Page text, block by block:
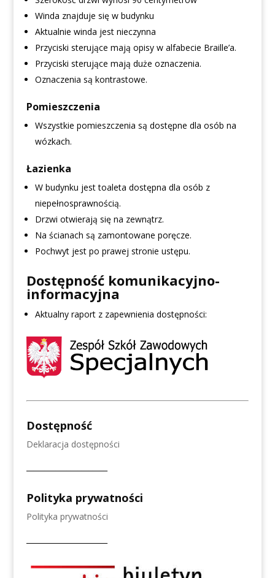
Winda znajduje się w budynku
Aktualnie winda jest nieczynna
Przyciski sterujące mają opisy w alfabecie Braille’a.
Przyciski sterujące mają duże oznaczenia.
Oznaczenia są kontrastowe.
Pomieszczenia
Wszystkie pomieszczenia są dostępne dla osób na
wózkach.
Łazienka
W budynku jest toaleta dostępna dla osób z
niepełnosprawnością.
Drzwi otwierają się na zewnątrz.
Na ścianach są zamontowane poręcze.
Pochwyt jest po prawej stronie ustępu.
Dostępność komunikacyjno-
informacyjna
Aktualny raport z zapewnienia dostępności:
Dostępność
Deklaracja dostępności
Polityka prywatności
Polityka prywatności